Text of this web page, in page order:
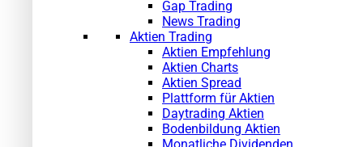
Gap Trading
News Trading
Aktien Trading
Aktien Empfehlung
Aktien Charts
Aktien Spread
Plattform für Aktien
Daytrading Aktien
Bodenbildung Aktien